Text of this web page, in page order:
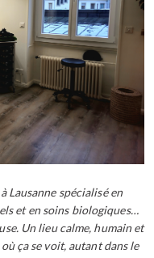
Lausanne spécialisé en
et en soins biologiques…
Un lieu calme, humain et
ça se voit, autant dans le